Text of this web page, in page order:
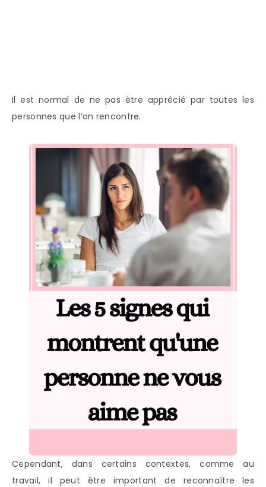
Il est normal de ne pas être apprécié par toutes les
personnes que l’on rencontre.
Cependant, dans certains contextes, comme au
travail, il peut être important de reconnaître les